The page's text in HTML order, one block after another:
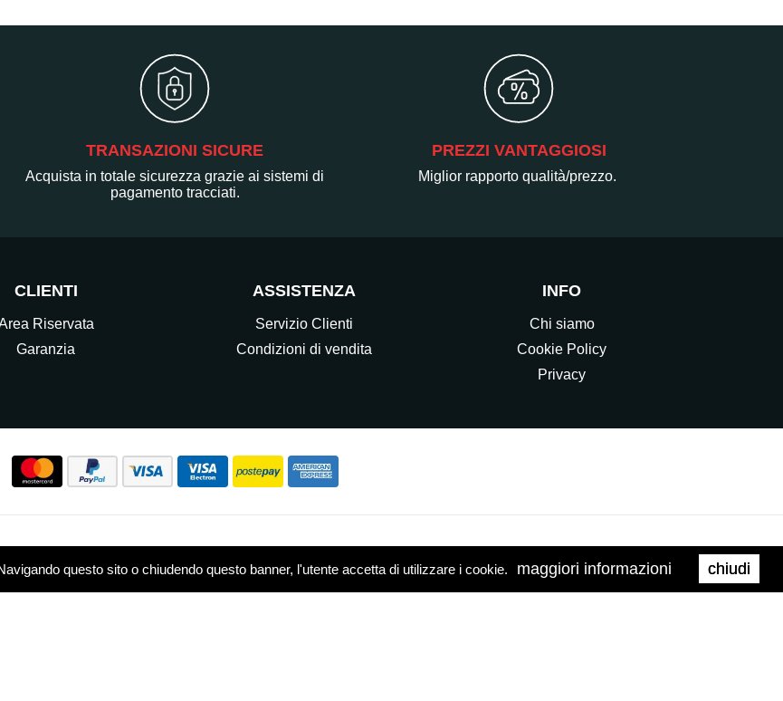
questo sito o chiudendo questo banner, l'utente accetta di utilizzare i cookie. maggiori informazioni chiudi
TRANSAZIONI SICURE
Acquista in totale sicurezza grazie ai sistemi di
pagamento tracciati.
PREZZI VANTAGGIOSI
Miglior rapporto qualità/prezzo.
CLIENTI
Riservata
Garanzia
ASSISTENZA
Servizio Clienti
Condizioni di vendita
INFO
Chi siamo
Cookie Policy
Privacy